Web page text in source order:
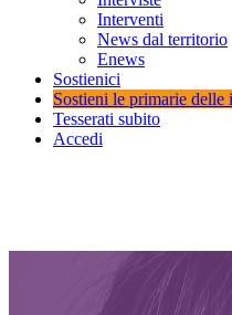
Interventi
News dal territorio
Enews
Sostienici
Sostieni le primarie delle
Tesserati subito
Accedi